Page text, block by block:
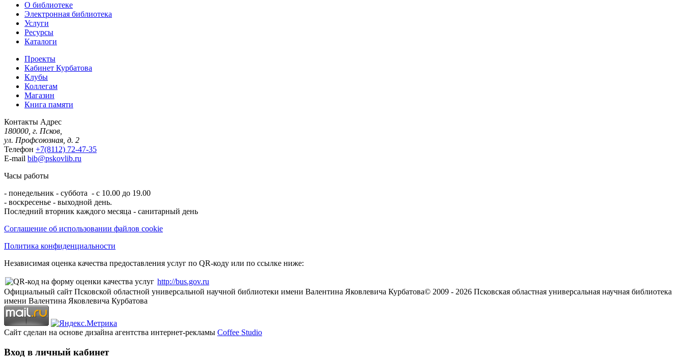
О библиотеке
Электронная библиотека
Услуги
Ресурсы
Каталоги
Проекты
Кабинет Курбатова
Клубы
Коллегам
Магазин
Книга памяти
Контакты Адрес
180000, г. Псков,
ул. Профсоюзная, д. 2
Телефон +7(8112) 72-47-35
E-mail bib@pskovlib.ru
Часы работы
- понедельник - суббота - с 10.00 до 19.00
- воскресенье - выходной день.
Последний вторник каждого месяца - санитарный день
Соглашение об использовании файлов cookie
Политика конфиденциальности
Независимая оценка качества предоставления услуг по QR-коду или по ссылке ниже:
http://bus.gov.ru
Официальный сайт Псковской областной универсальной научной библиотеки имени Валентина Яковлевича Курбатова© 2009 - 2026 Псковская областная универсальная научная библиотека
имени Валентина Яковлевича Курбатова
Сайт сделан на основе дизайна агентства интернет-рекламы Coffee Studio
Вход в личный кабинет